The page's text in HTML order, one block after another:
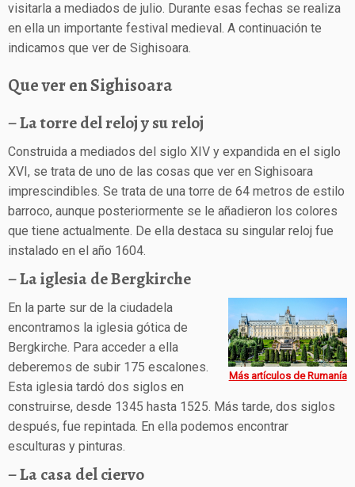
visitarla a mediados de julio. Durante esas fechas se realiza
en ella un importante festival medieval. A continuación te
indicamos que ver de Sighisoara.
Que ver en Sighisoara
– La torre del reloj y su reloj
Construida a mediados del siglo XIV y expandida en el siglo
XVI, se trata de uno de las cosas que ver en Sighisoara
imprescindibles. Se trata de una torre de 64 metros de estilo
barroco, aunque posteriormente se le añadieron los colores
que tiene actualmente. De ella destaca su singular reloj fue
instalado en el año 1604.
– La iglesia de Bergkirche
Más artículos de Rumanía
En la parte sur de la ciudadela
encontramos la iglesia gótica de
Bergkirche. Para acceder a ella
deberemos de subir 175 escalones.
Esta iglesia tardó dos siglos en
construirse, desde 1345 hasta 1525. Más tarde, dos siglos
después, fue repintada. En ella podemos encontrar
esculturas y pinturas.
– La casa del ciervo